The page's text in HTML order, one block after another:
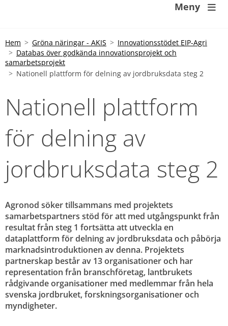
Meny 
Hem Gröna näringar - AKIS
Innovationsstödet EIP-Agri
Databas över godkända innovationsprojekt och
samarbetsprojekt
Nationell plattform för delning av jordbruksdata steg 2
Nationell plattform
för delning av
jordbruksdata steg 2
Agronod söker tillsammans med projektets
samarbetspartners stöd för att med utgångspunkt från
resultat från steg 1 fortsätta att utveckla en
dataplattform för delning av jordbruksdata och påbörja
marknadsintroduktionen av denna. Projektets
partnerskap består av 13 organisationer och har
representation från branschföretag, lantbrukets
rådgivande organisationer med medlemmar från hela
svenska jordbruket, forskningsorganisationer och
myndigheter.